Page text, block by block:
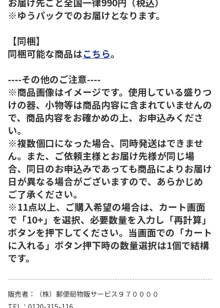
※ゆうパックでのお届けとなります。
【同梱】
同梱可能な商品はこちら。
----その他のご注意----
※商品画像はイメージです。使用している盛りつ
けの器、小物等は商品内容に含まれていませんの
で、商品内容をお確かめの上、お申込みくださ
い。
※複数個口になった場合、同時発送はできませ
ん。また、ご依頼主様とお届け先様が同じ場
合、同日のお申込みであっても商品によりお届け
日が異なる場合がございますので、あらかじめ
ご了承ください。
※11点以上、ご購入希望の場合は、カート画面
で「10+」を選択、必要数量を入力し「再計算」
ボタンを押下してください。当画面での「カート
に入れる」ボタン押下時の数量選択は1個で結構
です。
販売者
（株）郵便局物販サービス９７００００